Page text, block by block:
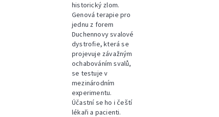
historický zlom.
Genová terapie pro
jednu z forem
Duchennovy svalové
dystrofie, která se
projevuje závažným
ochabováním svalů,
se testuje v
mezinárodním
experimentu.
Účastní se ho i čeští
lékaři a pacienti.